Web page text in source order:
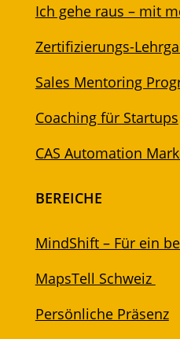
Ich gehe raus – mit
Zertifizierungs-
Sales Mentoring
Coaching für Startups
CAS Automation
BEREICHE
MindShift – Für ein
MapsTell Schweiz
Persönliche Präsenz